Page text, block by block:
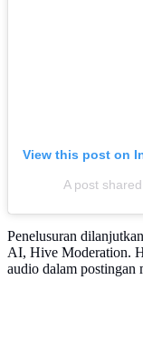
View this post on
A post
Penelusuran
AI, Hive Moderation.
audio dalam